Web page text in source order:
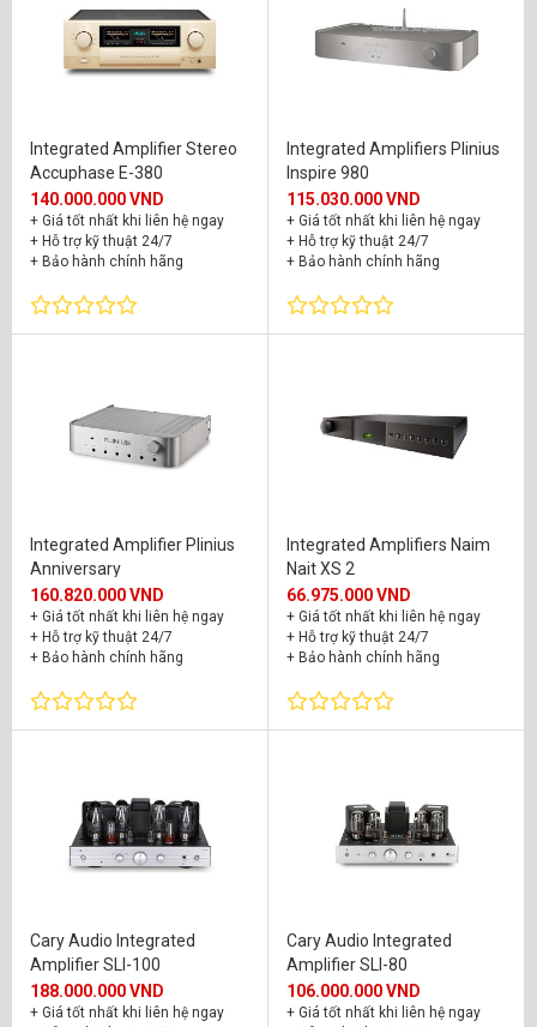
Integrated Amplifier Stereo
Accuphase E-380
140.000.000 VND
+ Giá tốt nhất khi liên hệ ngay
+ Hỗ trợ kỹ thuật 24/7
+ Bảo hành chính hãng
Integrated Amplifiers Plinius
Inspire 980
115.030.000 VND
+ Giá tốt nhất khi liên hệ ngay
+ Hỗ trợ kỹ thuật 24/7
+ Bảo hành chính hãng
Integrated Amplifier Plinius
Anniversary
160.820.000 VND
+ Giá tốt nhất khi liên hệ ngay
+ Hỗ trợ kỹ thuật 24/7
+ Bảo hành chính hãng
Integrated Amplifiers Naim
Nait XS 2
66.975.000 VND
+ Giá tốt nhất khi liên hệ ngay
+ Hỗ trợ kỹ thuật 24/7
+ Bảo hành chính hãng
Cary Audio Integrated
Amplifier SLI-100
188.000.000 VND
+ Giá tốt nhất khi liên hệ ngay
Cary Audio Integrated
Amplifier SLI-80
106.000.000 VND
+ Giá tốt nhất khi liên hệ ngay